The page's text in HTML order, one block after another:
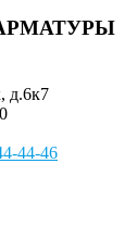
д.6к7
44-46